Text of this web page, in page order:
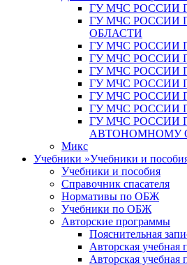
ГУ МЧС РОССИИ
ГУ МЧС РОССИИ
ОБЛАСТИ
ГУ МЧС РОССИИ
ГУ МЧС РОССИИ
ГУ МЧС РОССИИ
ГУ МЧС РОССИИ
ГУ МЧС РОССИИ
ГУ МЧС РОССИИ
ГУ МЧС РОССИИ
АВТОНОМНОМУ
Микс
Учебники »Учебники и
Учебники и пособия
Справочник спасателя
Нормативы по ОБЖ
Учебники по ОБЖ
Авторские программы
Пояснительная
Авторская учебная
Авторская учебная